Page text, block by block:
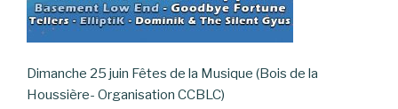
Dimanche 25 juin Fêtes de la Musique (Bois de la
Houssière- Organisation CCBLC)